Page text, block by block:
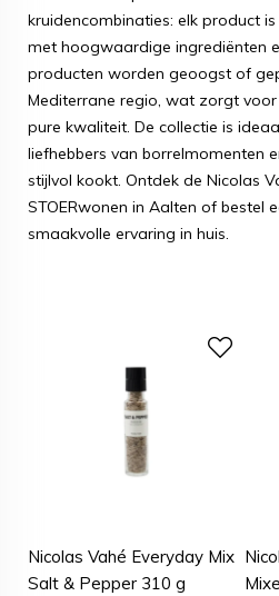
kruidencombinaties: elk product
met hoogwaardige ingrediënten
producten worden geoogst of
Mediterrane regio, wat zorgt
pure kwaliteit. De collectie is
liefhebbers van borrelmomenten
stijlvol kookt. Ontdek de Nicolas
STOERwonen in Aalten of bestel
smaakvolle ervaring in huis.
Nicolas Vahé Everyday Mix
Salt & Pepper 310 g